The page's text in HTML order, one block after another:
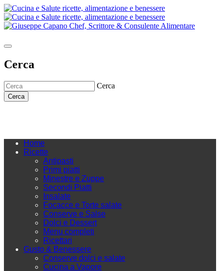
Cerca
Cerca
Cerca
Home
Ricette
Antipasti
Primi piatti
Minestre e Zuppe
Secondi Piatti
Insalate
Focacce e Torte salate
Conserve e Salse
Dolci e Dessert
Menu completi
Ricettari
Gusto & Benessere
Conserve dolci e salate
Cucina a Vapore